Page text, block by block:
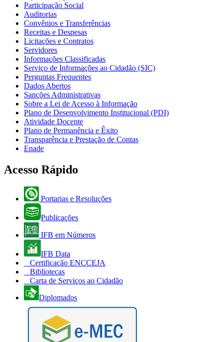
Participação Social
Auditorias
Convênios e Transferências
Receitas e Despesas
Licitações e Contratos
Servidores
Informações Classificadas
Serviço de Informações ao Cidadão (SIC)
Perguntas Frequentes
Dados Abertos
Sanções Administrativas
Sobre a Lei de Acesso à Informação
Plano de Desenvolvimento Institucional (PDI)
Atividade Docente
Plano de Permanência e Êxito
Transparência e Prestação de Contas
Enade
Acesso Rápido
Portarias e Resoluções
Publicações
IFB em Números
IFB Data
Certificação ENCCEJA
Bibliotecas
Carta de Serviços ao Cidadão
Diplomados